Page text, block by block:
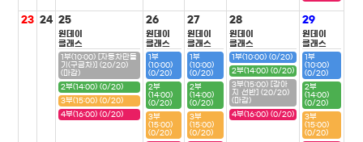
23 24 25
원데이
클래스
1부(10:00) [자동차만들
기(구급차)] (20/20)
(마감)
2부(14:00) (0/20)
3부(15:00) (0/20)
4부(16:00) (0/20)
26
원데이
클래스
1부
(10:00)
(0/20)
2부
(14:00)
(0/20)
3부
(15:00)
(0/20)
27
원데이
클래스
1부
(10:00)
(0/20)
2부
(14:00)
(0/20)
3부
(15:00)
(0/20)
28
원데이
클래스
1부(10:00) (0/20)
2부(14:00) (0/20)
3부(15:00) [강아
지 선반] (20/20)
(마감)
4부(16:00) (0/20)
29
원데이
클래스
1부
(10:00)
(0/20)
2부
(14:00)
(0/20)
3부
(15:00)
(0/20)